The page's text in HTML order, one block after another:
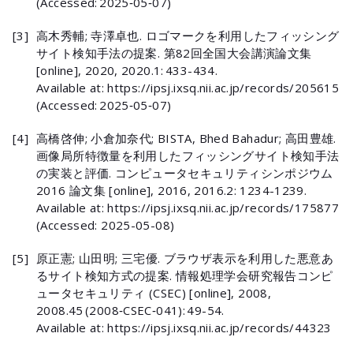
[3] 高木秀輔; 寺澤卓也. ロゴマークを利用したフィッシング
サイト検知手法の提案. 第82回全国大会講演論文集
[online], 2020, 2020.1: 433-434.
Available at: https://ipsj.ixsq.nii.ac.jp/records/205615
(Accessed: 2025‑05‑07)
[4] 高橋啓伸; 小倉加奈代; BISTA, Bhed Bahadur; 高田豊雄.
画像局所特徴量を利用したフィッシングサイト検知手法
の実装と評価. コンピュータセキュリティシンポジウム
2016 論文集 [online], 2016, 2016.2: 1234-1239.
Available at: https://ipsj.ixsq.nii.ac.jp/records/175877
(Accessed: 2025-05-08)
[5]
原正憲; 山田明; 三宅優. ブラウザ表示を利用した悪意あ
るサイト検知方式の提案. 情報処理学会研究報告コンピ
ュータセキュリティ (CSEC) [online], 2008,
2008.45 (2008‑CSEC‑041): 49-54.
Available at: https://ipsj.ixsq.nii.ac.jp/records/44323